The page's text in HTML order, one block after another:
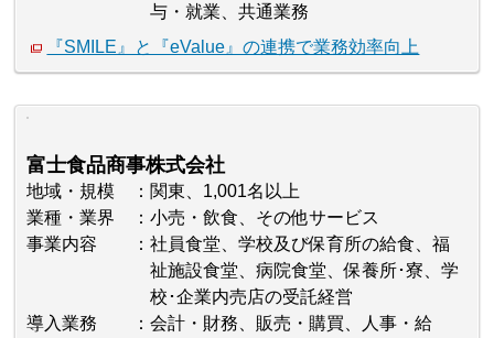
与・就業、共通業務
『SMILE』と『eValue』の連携で業務効率向上
富士食品商事株式会社
地域・規模
関東、1,001名以上
業種・業界
小売・飲食、その他サービス
事業内容
社員食堂、学校及び保育所の給食、福
祉施設食堂、病院食堂、保養所･寮、学
校･企業内売店の受託経営
導入業務
会計・財務、販売・購買、人事・給